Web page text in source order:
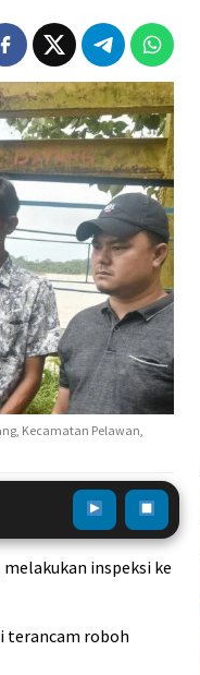
Kecamatan Pelawan,
inspeksi ke
terancam roboh